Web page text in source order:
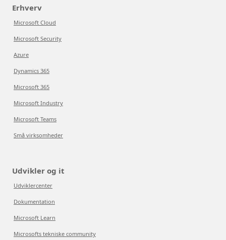
Erhverv
Microsoft Cloud
Microsoft Security
Azure
Dynamics 365
Microsoft 365
Microsoft Industry
Microsoft Teams
Små virksomheder
Udvikler og it
Udviklercenter
Dokumentation
Microsoft Learn
Microsofts tekniske community